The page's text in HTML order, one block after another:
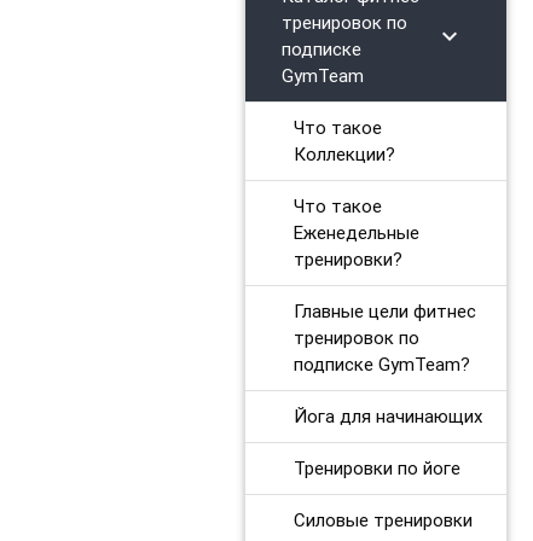
Силовые интервальные тренировки
Силовые тренировки. Продвинутый уровень
Тренировки на мышцы кора
Body Balance для начинающих
тренировок по
подписке
GymTeam
chevron_right
Что такое
Коллекции?
Что такое
Еженедельные
тренировки?
Главные цели фитнес
тренировок по
подписке GymTeam?
Йога для начинающих
Тренировки по йоге
Силовые тренировки